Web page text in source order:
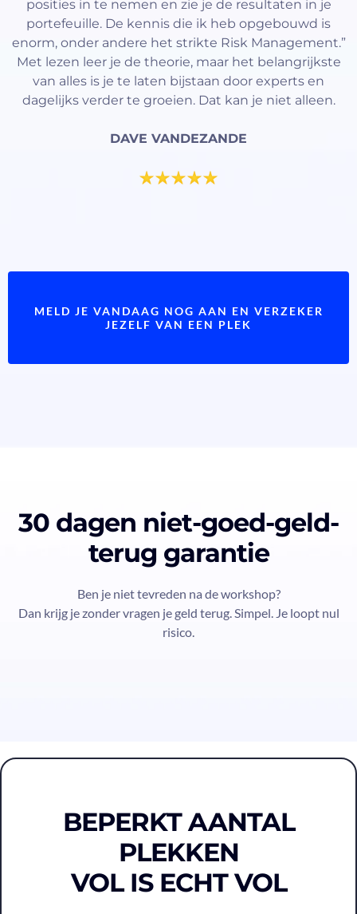
posities in te nemen en zie je de resultaten in je
portefeuille. De kennis die ik heb opgebouwd is
enorm, onder andere het strikte Risk Management.”
Met lezen leer je de theorie, maar het belangrijkste
van alles is je te laten bijstaan door experts en
dagelijks verder te groeien. Dat kan je niet alleen.
DAVE VANDEZANDE
MELD JE VANDAAG NOG AAN EN VERZEKER
JEZELF VAN EEN PLEK
30 dagen niet-goed-geld-
terug garantie
Ben je niet tevreden na de workshop?
Dan krijg je zonder vragen je geld terug. Simpel. Je loopt nul
risico.
BEPERKT AANTAL
PLEKKEN
VOL IS ECHT VOL